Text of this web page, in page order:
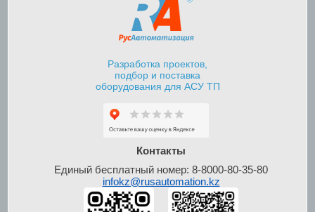
Шкафы контроля и
Разработка проектов,
подбор и поставка
оборудования для АСУ ТП
Контакты
Единый бесплатный номер: 8-8000-80-35-80
infokz@rusautomation.kz